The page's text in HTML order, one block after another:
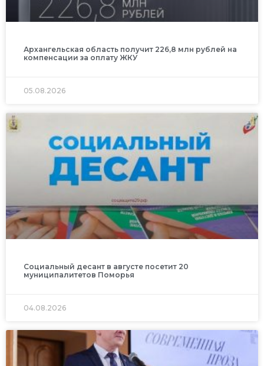
Архангельская область получит 226,8 млн рублей на
компенсации за оплату ЖКУ
05.08.2026
Социальный десант в августе посетит 20
муниципалитетов Поморья
04.08.2026